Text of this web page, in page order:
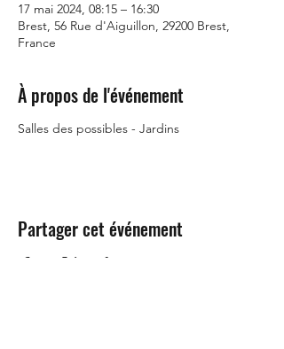
17 mai 2024, 08:15 – 16:30
Brest, 56 Rue d'Aiguillon, 29200 Brest,
France
À propos de l'événement
Salles des possibles - Jardins
Partager cet événement